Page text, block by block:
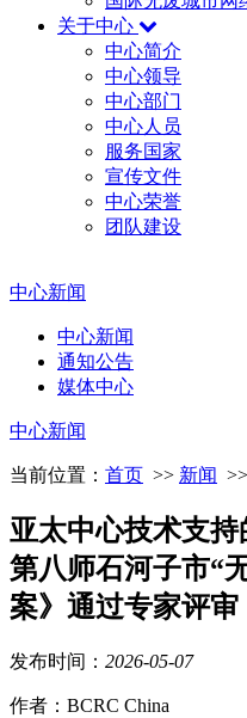
关于中心
中心简介
中心领导
中心部门
中心人员
服务国家
宣传文件
中心荣誉
团队建设
中心新闻
中心新闻
通知公告
媒体中心
中心新闻
当前位置： 首页 >> 新闻 >>
亚太中心技术支
第八师石河子市“
案》通过专家评审
发布时间： 2026-05-07
作者：BCRC China